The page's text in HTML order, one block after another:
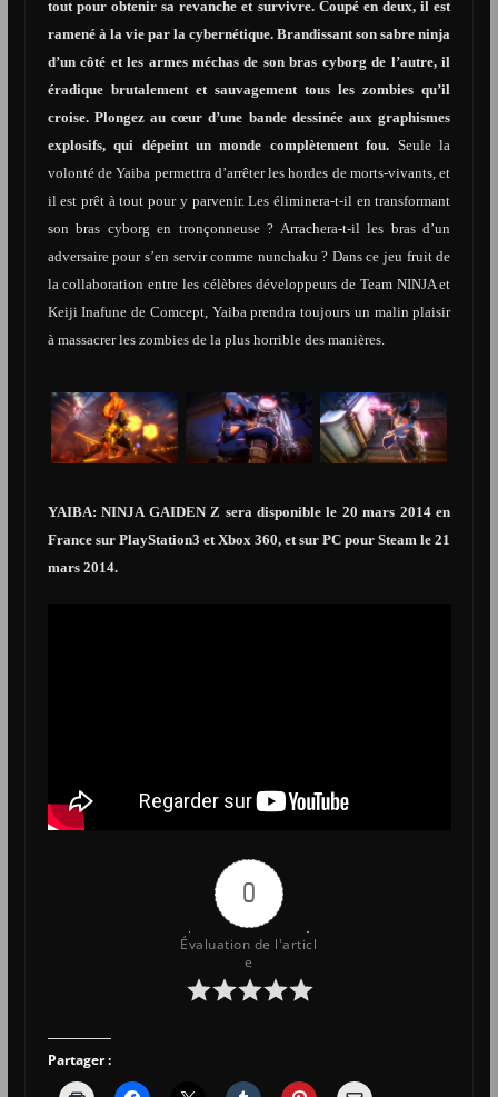
tout pour obtenir sa revanche et survivre. Coupé en deux, il est
ramené à la vie par la cybernétique. Brandissant son sabre ninja
d’un côté et les armes méchas de son bras cyborg de l’autre, il
éradique brutalement et sauvagement tous les zombies qu’il
croise. Plongez au cœur d’une bande dessinée aux graphismes
explosifs, qui dépeint un monde complètement fou. Seule la
volonté de Yaiba permettra d’arrêter les hordes de morts-vivants, et
il est prêt à tout pour y parvenir. Les éliminera-t-il en transformant
son bras cyborg en tronçonneuse ? Arrachera-t-il les bras d’un
adversaire pour s’en servir comme nunchaku ? Dans ce jeu fruit de
la collaboration entre les célèbres développeurs de Team NINJA et
Keiji Inafune de Comcept, Yaiba prendra toujours un malin plaisir
à massacrer les zombies de la plus horrible des manières.
YAIBA: NINJA GAIDEN Z sera disponible le 20 mars 2014 en
France sur PlayStation3 et Xbox 360, et sur PC pour Steam le 21
mars 2014.
0
Évaluation de l'articl
e
Partager :